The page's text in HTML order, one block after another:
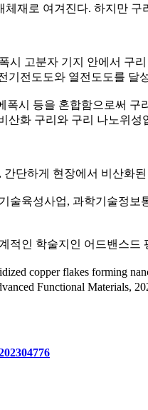
재로 여겨진다. 하지만
시 고분자 기지 안에서 구
기전도도와 열전도도를 달
폭시 등을 혼합함으로써
산화 구리와 구리 나노위
단하게 현장에서 비산화
술육성사업, 과학기술정
인 학술지인 어드밴스드
copper flakes forming
Functional Materials,